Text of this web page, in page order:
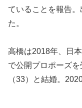
ていることを報告
た。
高橋は2018年、日
で公開プロポーズ
（33）と結婚。